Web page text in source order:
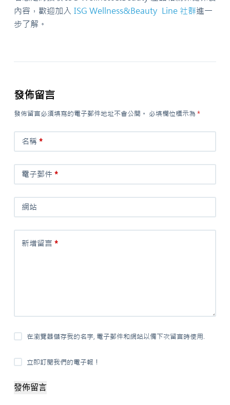
內容，歡迎加入 ISG Wellness&Beauty Line 社群進一
步了解。
發佈留言
發佈留言必須填寫的電子郵件地址不會公開。 必填欄位標示為 *
名稱 *
電子郵件*
網站
新增留言 *
在瀏覽器儲存我的名字, 電子郵件和網站以備下次留言時使用.
立即訂閱我們的電子報！
發佈留言